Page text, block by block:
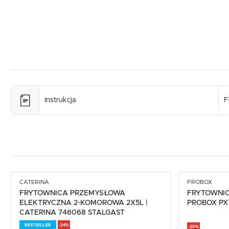
Instrukcja
CATERINA
FRYTOWNICA PRZEMYSŁOWA
ELEKTRYCZNA 2-KOMOROWA 2X5L |
CATERINA 746068 STALGAST
BESTSELLER -24%
PROBOX
PROBOX
-20%